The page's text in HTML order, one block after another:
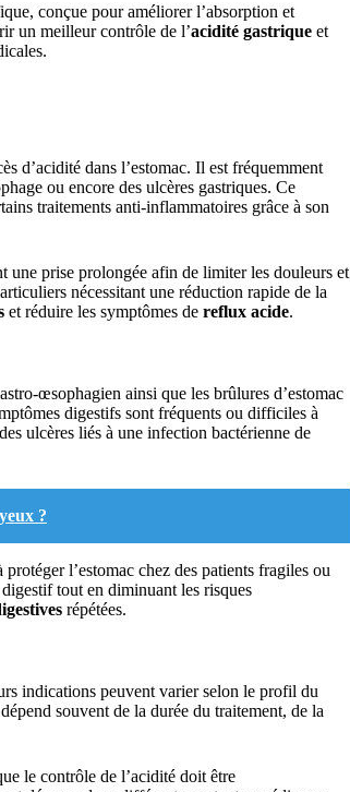
conçue pour améliorer l’absorption et
un meilleur contrôle de l’acidité gastrique et
d’acidité dans l’estomac. Il est fréquemment
ou encore des ulcères gastriques. Ce
traitements anti-inflammatoires grâce à son
une prise prolongée afin de limiter les douleurs et
nécessitant une réduction rapide de la
et réduire les symptômes de reflux acide.
œsophagien ainsi que les brûlures d’estomac
digestifs sont fréquents ou difficiles à
ulcères liés à une infection bactérienne de
?
l’estomac chez des patients fragiles ou
tout en diminuant les risques
répétées.
indications peuvent varier selon le profil du
souvent de la durée du traitement, de la
le contrôle de l’acidité doit être